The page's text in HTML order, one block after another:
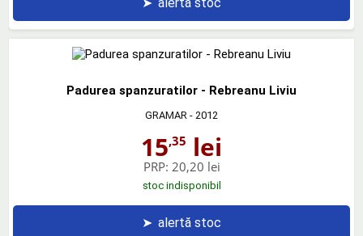
Padurea spanzuratilor - Rebreanu Liviu
GRAMAR - 2012
15,35 lei
PRP: 20,20 lei
stoc indisponibil
➤ alertă stoc